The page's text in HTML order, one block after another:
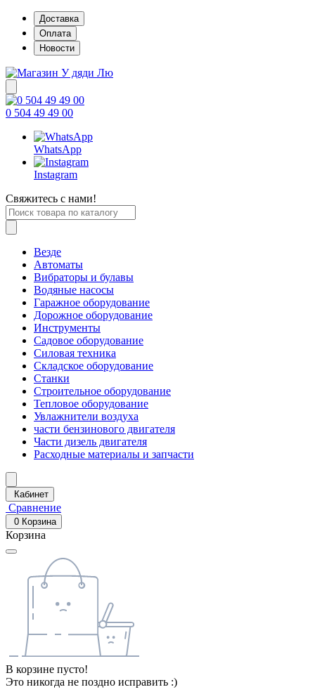
Доставка
Оплата
Новости
0 504 49 49 00
WhatsApp
Instagram
Свяжитесь с нами!
Везде
Автоматы
Вибраторы и булавы
Водяные насосы
Гаражное оборудование
Дорожное оборудование
Инструменты
Садовое оборудование
Силовая техника
Складское оборудование
Станки
Строительное оборудование
Тепловое оборудование
Увлажнители воздуха
части бензинового двигателя
Части дизель двигателя
Расходные материалы и запчасти
Кабинет
Сравнение
0 Корзина
Корзина
В корзине пусто!
Это никогда не поздно исправить :)